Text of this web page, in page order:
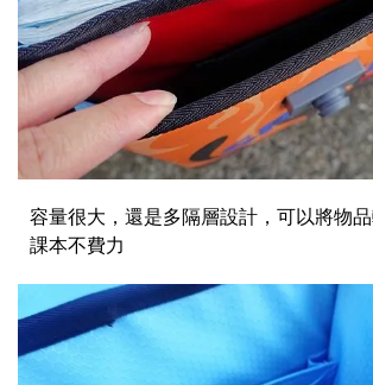
容量很大，還是多隔層設計，可以將物
課本不費力